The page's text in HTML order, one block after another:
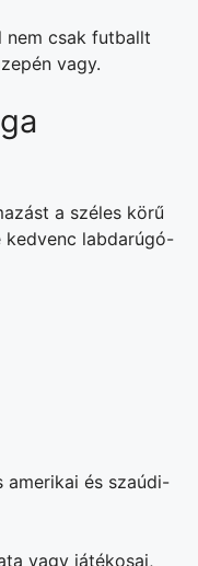
nem csak futballt
vagy.
a széles körű
kedvenc labdarúgó-
amerikai és szaúdi-
vagy játékosai,